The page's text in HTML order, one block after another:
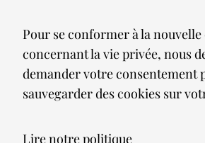
Pour se conformer à la
concernant la vie privée, nous
demander votre consentement
sauvegarder des cookies sur
Lire notre politique
Meilleures ventes
Blog
© 2026 Spot lumiere led. All Rights